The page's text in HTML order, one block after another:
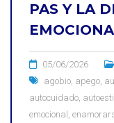
PAS Y LA
05/06/2026
agobio, apego,
autocuidado,
emocional ,